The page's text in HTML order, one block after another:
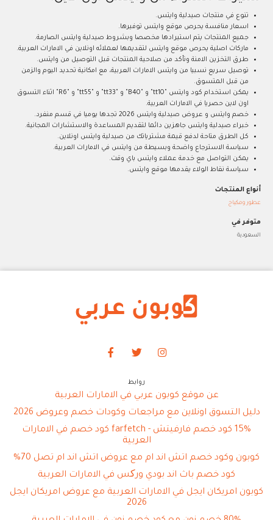
تنوع في منتجات صيدلية وايتس.
اسعار منافسة يحرص موقع وايتس توفيرها.
جميع المنتجات يتم استيرادها مخصصا وبشروط صيدلية وايتس الصارمة.
ماركات اصلية يحرص موقع وايتس لتقديمها لعملائه اونلاين في الامارات العربية.
طرق التخزين الامنة وتأكد من صلاحية المنتجات قبل التوصيل من وايتس.
توصيل سريع نسبيا من وايتس الامارات العربية، مع امكانية تحديد اليوم والزمن
من قبل المتسوق.
يمكن استخدام كود وايتس "tt10" و "B40" و "tt33" و "tt55" و "R6" اثناء التسوق
اون لاين حصريا في الامارات العربية.
خصم وايتس و عروض صيدلية وايتس 2026 تجدها يوميا في قسم منفرد.
خبراء صيدلية وايتس جاهزين دائما لتقديم المساعدة والاستشارات المجانية.
كل الطرق متاحة لدفع قيمة مشترياتك من صيدلية وايتس اونلاين.
سياسة الاسترجاع واضحة وبسيطة من وايتس في الامارات العربية.
يمكن التواصل مع خدمة عملاء وايتس باي وقت.
سياسة نقاط الولاء يقدمها موقع وايتس.
أنواع المنتجات
عطور ومكياج
متوفر في
السعودية
روابط
عن موقع كوبون عربي في الامارات العربية
دليل التسوق اونلاين مع مراجعات وكودات خصم وعروض 2026
15% كود خصم فارفيتش - farfetch كود خصم في الامارات
العربية
كوبون وكود خصم اتش اند ام مع عروض اتش اند ام تصل 70%
كود خصم باث اند بودي ورکس في الامارات العربية
كوبون امريكان ايجل في الامارات العربية مع عروض امريكان ايجل
2026